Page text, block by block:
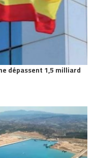
dépassent 1,5 milliard